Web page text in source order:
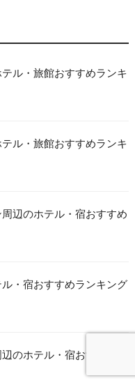
ル・旅館おすすめランキ
ル・旅館おすすめランキ
辺のホテル・宿おすすめ
・宿おすすめランキング
のホテル・宿おすすめラ